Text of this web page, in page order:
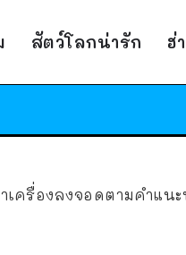
สัตว์โลกน่ารัก ฮ่
ากหอบังคับการ จอดสวยแม้ไม่มีป